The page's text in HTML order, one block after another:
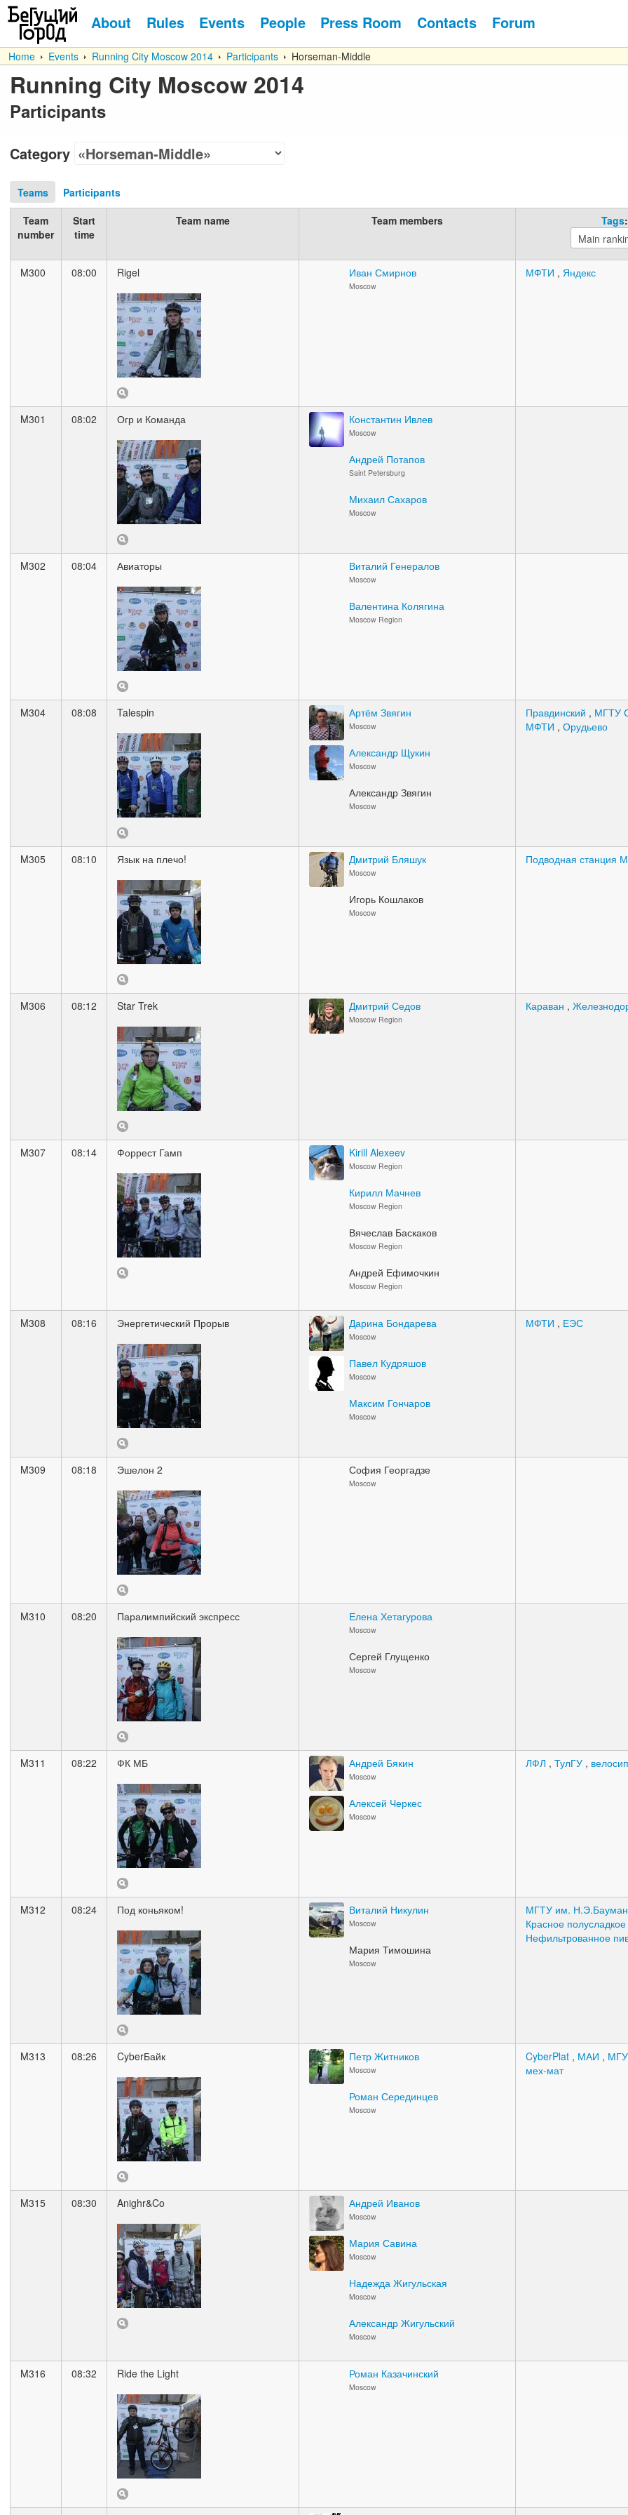
About Rules Events People Press Room Contacts Forum
Home Events Running City Moscow 2014 Participants Horseman-Middle
Running City Moscow 2014
Participants
Category
Teams Participants
Team
number
Start
time
Team name Team members Tags:
M300 08:00 Rigel Иван Смирнов
Moscow
МФТИ , Яндекс
M301 08:02 Огр и Команда Константин Ивлев
Moscow
Андрей Потапов
Saint Petersburg
Михаил Сахаров
Moscow
M302 08:04 Авиаторы Виталий Генералов
Moscow
Валентина Колягина
Moscow Region
M304 08:08 Talespin Артём Звягин
Moscow
Александр Щукин
Moscow
Александр Звягин
Moscow
Правдинский , МГТУ
МФТИ , Орудьево
M305 08:10 Язык на плечо! Дмитрий Бляшук
Moscow
Игорь Кошлаков
Moscow
Подводная станция
M306 08:12 Star Trek Дмитрий Седов
Moscow Region
Караван ,
M307 08:14 Форрест Гамп Kirill Alexeev
Moscow Region
Кирилл Мачнев
Moscow Region
Вячеслав Баскаков
Moscow Region
Андрей Ефимочкин
Moscow Region
M308 08:16 Энергетический Прорыв Дарина Бондарева
Moscow
Павел Кудряшов
Moscow
Максим Гончаров
Moscow
МФТИ , ЕЭС
M309 08:18 Эшелон 2 София Георгадзе
Moscow
M310 08:20 Паралимпийский экспресс Елена Хетагурова
Moscow
Сергей Глущенко
Moscow
M311 08:22 ФК МБ Андрей Бякин
Moscow
Алексей Черкес
Moscow
ЛФЛ , ТулГУ ,
M312 08:24 Под коньяком! Виталий Никулин
Moscow
Мария Тимошина
Moscow
МГТУ им.
Красное полусладкое
Нефильтрованное
M313 08:26 CyberБайк Петр Житников
Moscow
Роман Серединцев
Moscow
CyberPlat , МАИ , МГУ
мех-мат
M315 08:30 Anighr&Co Андрей Иванов
Moscow
Мария Савина
Moscow
Надежда Жигульская
Moscow
Александр Жигульский
Moscow
M316 08:32 Ride the Light Роман Казачинский
Moscow